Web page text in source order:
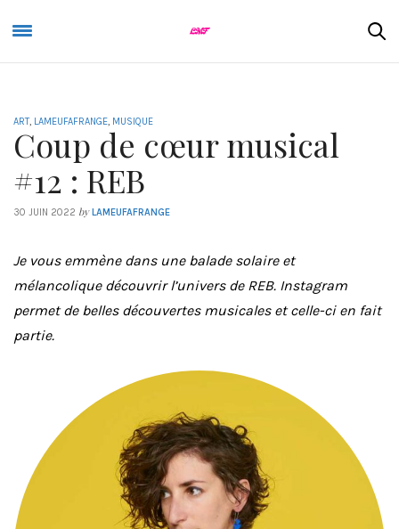
ART, LAMEUFAFRANGE, MUSIQUE
Coup de cœur musical
#12 : REB
30 JUIN 2022 by LAMEUFAFRANGE
Je vous emmène dans une balade solaire et
mélancolique découvrir l’univers de REB. Instagram
permet de belles découvertes musicales et celle-ci en fait
partie.